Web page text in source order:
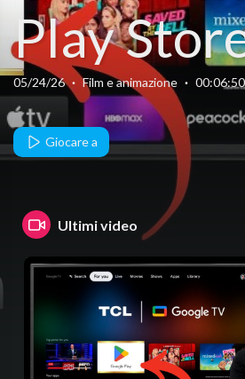
Play
Google
TCL.
05/24/26 · Film e animazione · 00:06:50
Giocare a
Ultimi video